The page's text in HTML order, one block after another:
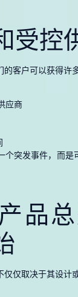
受控
客户可以获得许
应商
个突发事件，而
品
仅取决于其设计